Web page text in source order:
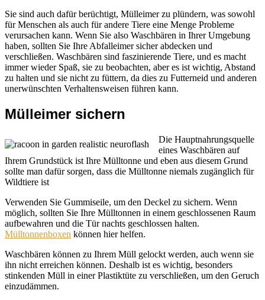
Sie sind auch dafür berüchtigt, Mülleimer zu plündern, was sowohl
für Menschen als auch für andere Tiere eine Menge Probleme
verursachen kann. Wenn Sie also Waschbären in Ihrer Umgebung
haben, sollten Sie Ihre Abfalleimer sicher abdecken und
verschließen. Waschbären sind faszinierende Tiere, und es macht
immer wieder Spaß, sie zu beobachten, aber es ist wichtig, Abstand
zu halten und sie nicht zu füttern, da dies zu Futterneid und anderen
unerwünschten Verhaltensweisen führen kann.
Mülleimer sichern
Die Hauptnahrungsquelle
eines Waschbären auf
Ihrem Grundstück ist Ihre Mülltonne und eben aus diesem Grund
sollte man dafür sorgen, dass die Mülltonne niemals zugänglich für
Wildtiere ist
Verwenden Sie Gummiseile, um den Deckel zu sichern. Wenn
möglich, sollten Sie Ihre Mülltonnen in einem geschlossenen Raum
aufbewahren und die Tür nachts geschlossen halten.
Mülltonnenboxen können hier helfen.
Waschbären können zu Ihrem Müll gelockt werden, auch wenn sie
ihn nicht erreichen können. Deshalb ist es wichtig, besonders
stinkenden Müll in einer Plastiktüte zu verschließen, um den Geruch
einzudämmen.